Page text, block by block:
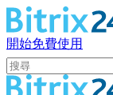
開始免費使用